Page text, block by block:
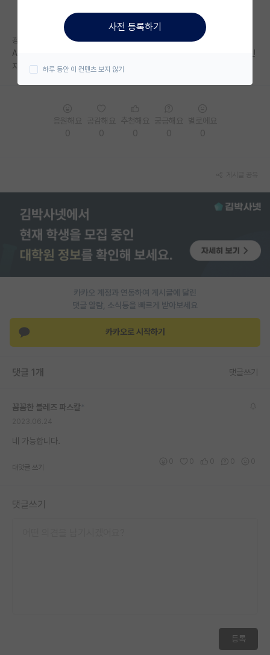
미국 대학원 합격 후기 게시판
대학원생 모집 게시판
연구실(PI) 홍보 게시판
임용 후기 게시판
PI 전용 게시판
인문사회 계열 게시판
특수/전문대학원 게시판
반도체/AI 게시판
장학금/장학생 게시판
학술 정보 게시판
홍보 게시판
이벤트
반도체 아카데미
광명상가, 4.29(97.5), 컴퓨터공학과, 학부연구행 3-1부터 시작
AI대학원을 희망하고 있는데 성적이 애매해서 제 마지노선 대학원이 어디인
지 모르겠습니다.. 운이 좋으면 ist나 연고대도 가능할까요
카카오 계정과 연동하여 게시글에 달린
댓글 알람, 소식등을 빠르게 받아보세요
카카오로 시작하기
댓글 1개 댓글쓰기
꼼꼼한 블레즈 파스칼
네 가능합니다.
대댓글 쓰기
댓글쓰기
등록
사전 등록하기
하루 동안 이 컨텐츠 보지 않기